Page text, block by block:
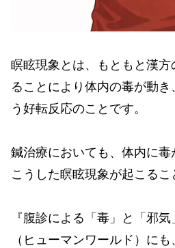
瞑眩現象とは、もともと漢
ることにより体内の毒が動
う好転反応のことです。
鍼治療においても、体内に毒
こうした瞑眩現象が起こるこ
『腹診による「毒」と「邪気
（ヒューマンワールド）に